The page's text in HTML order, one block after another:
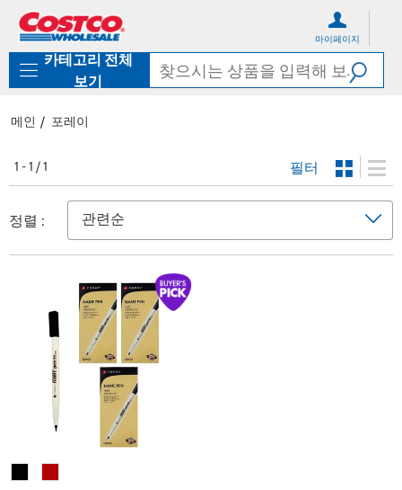
로
기
가
마이페이지
카테고리 전체
보기
메인 포레이
1 - 1 / 1 필터
정렬 :